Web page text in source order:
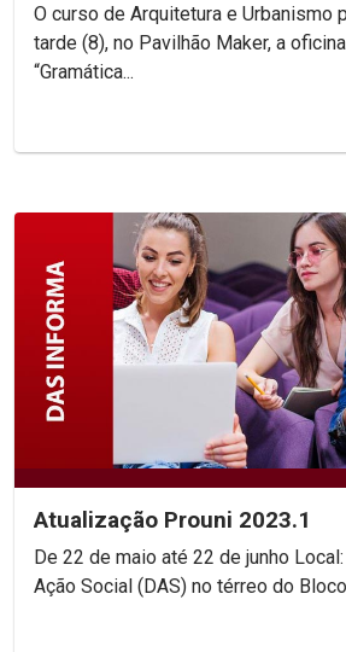
O curso de Arquitetura e Urbanismo
tarde (8), no Pavilhão Maker, a
“Gramática...
Atualização Prouni 2023.1
De 22 de maio até 22 de junho Local: Departamento de